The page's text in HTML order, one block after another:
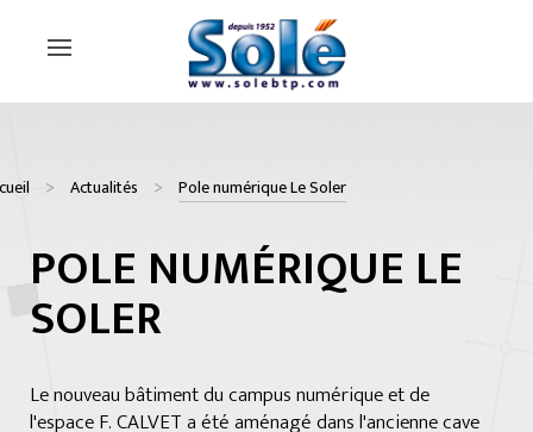
Actualités Pole numérique Le Soler
POLE NUMÉRIQUE LE
SOLER
Le nouveau bâtiment du campus numérique et de
l'espace F. CALVET a été aménagé dans l'ancienne cave